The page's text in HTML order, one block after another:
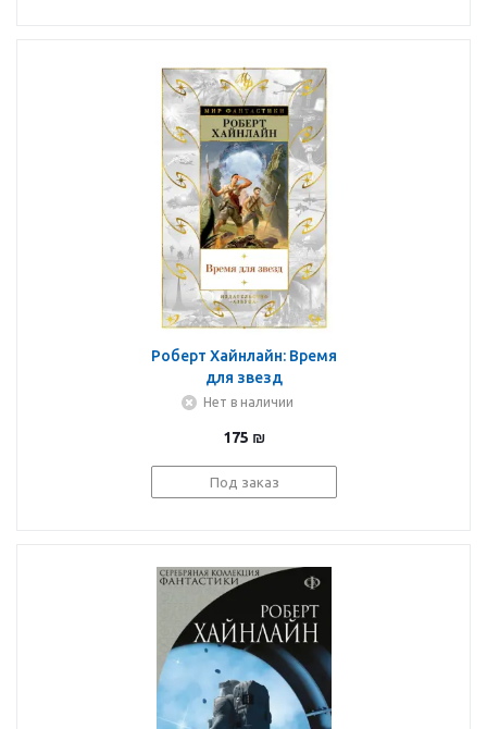
Роберт Хайнлайн: Время
для звезд
Нет в наличии
175 ₪
Под заказ